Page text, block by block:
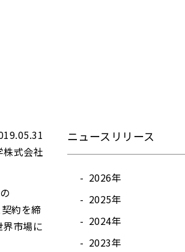
株式会社
約を締
市場に
ニュースリリース
2026年
2025年
2024年
2023年